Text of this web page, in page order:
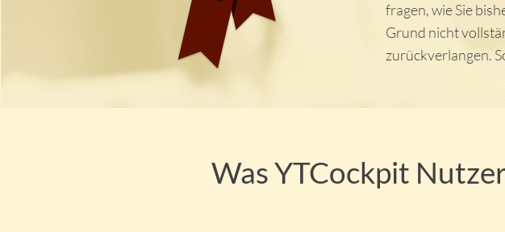
fragen, wie Sie
Grund nicht
zurückverlangen.
Was YTCockpit